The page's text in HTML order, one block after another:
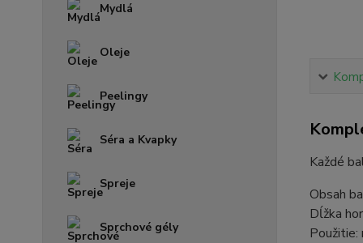
Mydlá
Oleje
Peelingy
Séra a Kvapky
Spreje
Sprchové gély
Každé
Obsah
Dĺžka
Použitie: